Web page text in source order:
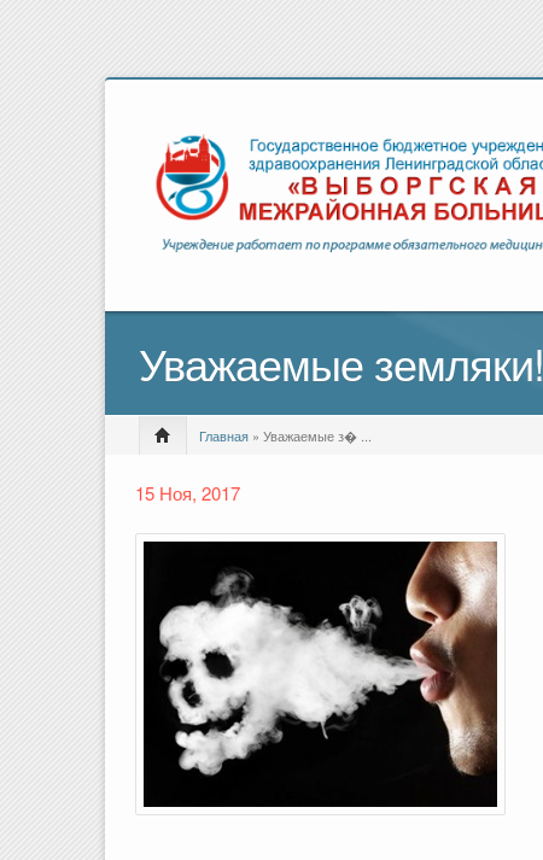
Уважаемые земляки!
Главная » Уважаемые з� ...
15 Ноя, 2017